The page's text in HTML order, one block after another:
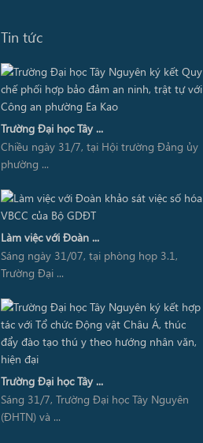
Tin tức
Trường Đại học Tây ...
Chiều ngày 31/7, tại Hội trường Đảng ủy
phường ...
Làm việc với Đoàn ...
Sáng ngày 31/07, tại phòng họp 3.1,
Trường Đại ...
Trường Đại học Tây ...
Sáng 31/7, Trường Đại học Tây Nguyên
(ĐHTN) và ...